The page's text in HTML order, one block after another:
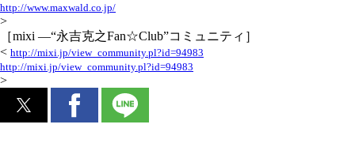
http://www.maxwald.co.jp/
>
［mixi —“永吉克之Fan☆Club”コミュニティ］
< http://mixi.jp/view_community.pl?id=94983
http://mixi.jp/view_community.pl?id=94983
>